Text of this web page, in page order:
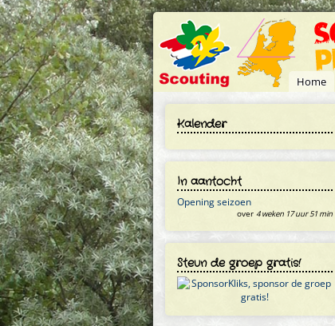
Overslaan en naar de inhoud gaan
Home
Kalender
In aantocht
Opening seizoen
over 4 weken 17 uur 51 min
Steun de groep gratis!